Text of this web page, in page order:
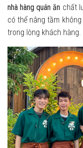
nhà hàng quán ăn chất
có thể nâng tầm
trong lòng khách hàng.